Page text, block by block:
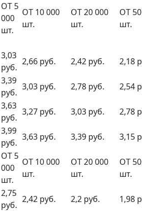
ОТ 5
000
шт.
ОТ 10 000
шт.
ОТ 20 000
шт.
ОТ
шт.
3,03
руб.
2,66 руб. 2,42 руб.
2,18
3,39
руб.
3,03 руб. 2,78 руб.
2,54
3,63
руб.
3,27 руб. 3,03 руб.
2,78
3,99
руб.
3,63 руб. 3,39 руб.
3,15
ОТ 5
000
шт.
ОТ 10 000
шт.
ОТ 20 000
шт.
ОТ
шт.
2,75
руб.
2,42 руб. 2,2 руб.
1,98